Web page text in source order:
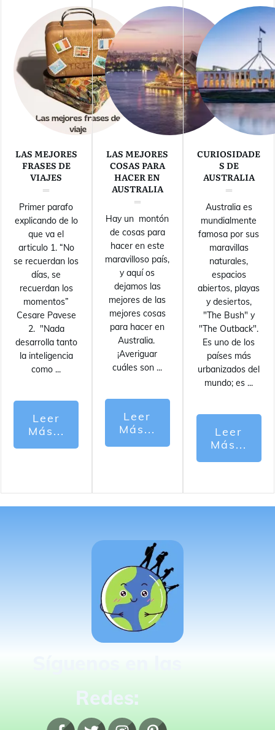
LAS MEJORES
FRASES DE
VIAJES
Primer parafo
explicando de lo
que va el
articulo 1. “No
se recuerdan los
días, se
recuerdan los
momentos”
Cesare Pavese
2. "Nada
desarrolla tanto
la inteligencia
como ...
Leer
Más...
LAS MEJORES
COSAS PARA
HACER EN
AUSTRALIA
Hay un montón
de cosas para
hacer en este
maravilloso país,
y aquí os
dejamos las
mejores de las
mejores cosas
para hacer en
Australia.
¡Averiguar
cuáles son ...
Leer
Más...
CURIOSIDADE
S DE
AUSTRALIA
Australia es
mundialmente
famosa por sus
maravillas
naturales,
espacios
abiertos, playas
y desiertos,
"The Bush" y
"The Outback".
Es uno de los
países más
urbanizados del
mundo; es ...
Leer
Más...
Redes: